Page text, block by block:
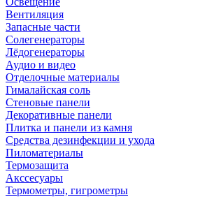
Вентиляция
Запасные части
Солегенераторы
Лёдогенераторы
Аудио и видео
Отделочные материалы
Гималайская соль
Стеновые панели
Декоративные панели
Плитка и панели из камня
Средства дезинфекции и ухода
Пиломатериалы
Термозащита
Аксcесуары
Термометры, гигрометры